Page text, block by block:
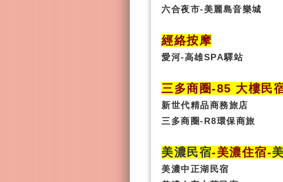
六合夜市-美麗島音樂城
經絡按摩
愛河-高雄SPA驛站
三多商圈-85 大樓民
新世代精品商務旅店
三多商圈-R8環保商旅
美濃民宿-美濃住宿-
美濃中正湖民宿